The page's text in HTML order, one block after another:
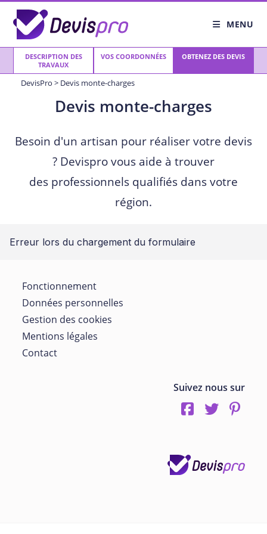
content
MENU
DESCRIPTION DES
TRAVAUX
VOS COORDONNÉES OBTENEZ DES DEVIS
DevisPro > Devis monte-charges
Devis monte-charges
Besoin d'un artisan pour réaliser votre devis
? Devispro vous aide à trouver
des professionnels qualifiés dans votre
région.
Erreur lors du chargement du formulaire
Fonctionnement
Données personnelles
Gestion des cookies
Mentions légales
Contact
Suivez nous sur